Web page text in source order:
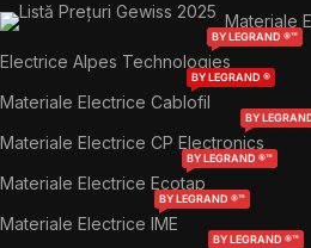
Materiale
Electrice Alpes Technologies
BY LEGRAND ®™
Materiale Electrice Cablofil
BY LEGRAND ®
Materiale Electrice CP Electronics
BY
Materiale Electrice Ecotap
BY LEGRAND ®™
Materiale Electrice IME
BY LEGRAND ®™
BY LEGRAND ®™